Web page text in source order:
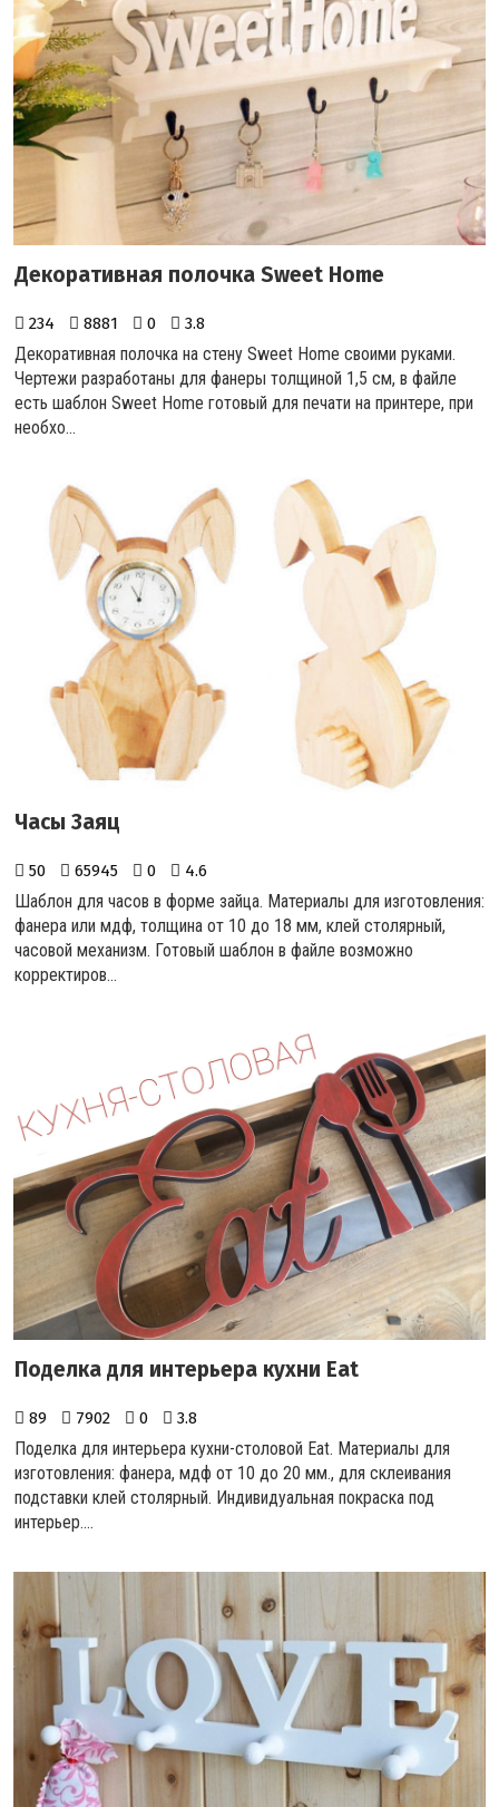
Декоративная полочка Sweet Home
234 8881 0 3.8
Декоративная полочка на стену Sweet Home своими руками.
Чертежи разработаны для фанеры толщиной 1,5 см, в файле
есть шаблон Sweet Home готовый для печати на принтере, при
необхо...
Часы Заяц
50 65945 0 4.6
Шаблон для часов в форме зайца. Материалы для изготовления:
фанера или мдф, толщина от 10 до 18 мм, клей столярный,
часовой механизм. Готовый шаблон в файле возможно
корректиров...
Поделка для интерьера кухни Eat
89 7902 0 3.8
Поделка для интерьера кухни-столовой Eat. Материалы для
изготовления: фанера, мдф от 10 до 20 мм., для склеивания
подставки клей столярный. Индивидуальная покраска под
интерьер....